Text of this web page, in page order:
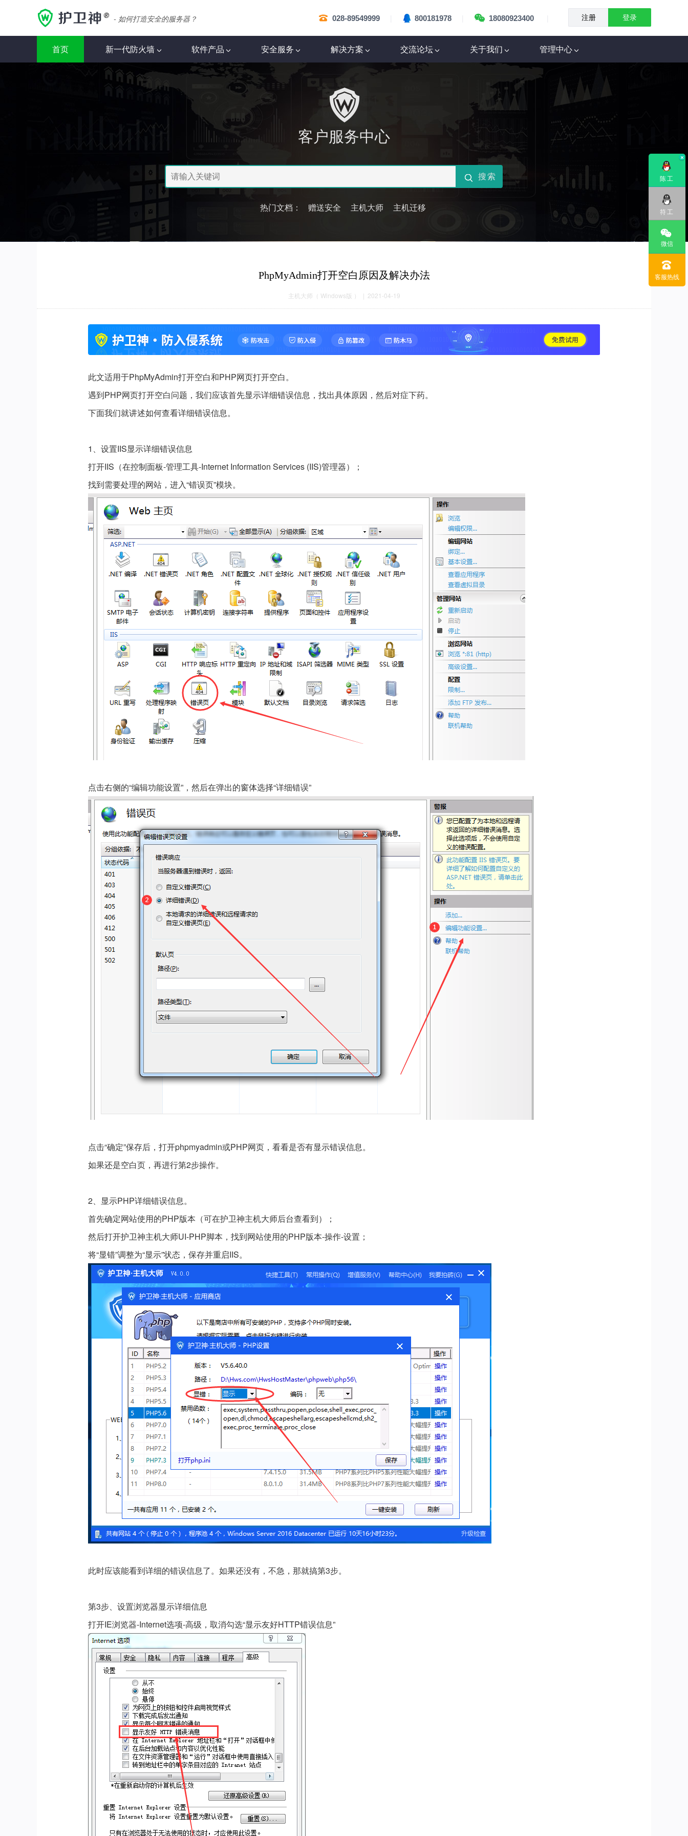
- 如何打造安全的服务器？ 登录
注册
028-89549999 800181978 18080923400
首页 新一代防火墙 软件产品 安全服务 解决方案 交流论坛 关于我们 管理中心
客户服务中心
热门文档： 赠送安全 主机大师 主机迁移
PhpMyAdmin打开空白原因及解决办法
主机大师 （ Windows版 ） | 2021-04-19
此文适用于PhpMyAdmin打开空白和PHP网页打开空白。
遇到PHP网页打开空白问题，我们应该首先显示详细错误信息，找出具体原因，然后对症下药。
下面我们就讲述如何查看详细错误信息。
1、设置IIS显示详细错误信息
打开IIS（在控制面板-管理工具-Internet Information Services (IIS)管理器）；
找到需要处理的网站，进入“错误页”模块。
点击右侧的“编辑功能设置”，然后在弹出的窗体选择“详细错误”
点击“确定”保存后，打开phpmyadmin或PHP网页，看看是否有显示错误信息。
如果还是空白页，再进行第2步操作。
2、显示PHP详细错误信息。
首先确定网站使用的PHP版本（可在护卫神主机大师后台查看到）；
然后打开护卫神主机大师UI-PHP脚本，找到网站使用的PHP版本-操作-设置；
将“显错”调整为“显示”状态，保存并重启IIS。
此时应该能看到详细的错误信息了。如果还没有，不急，那就搞第3步。
第3步、设置浏览器显示详细信息
打开IE浏览器-Internet选项-高级，取消勾选“显示友好HTTP错误信息”
陈工
符工
微信
客服热线